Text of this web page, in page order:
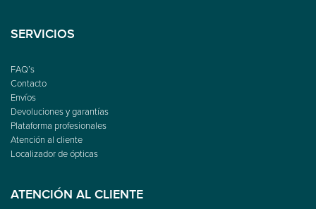
SERVICIOS
FAQ’s
Contacto
Envíos
Devoluciones y garantías
Plataforma profesionales
Atención al cliente
Localizador de ópticas
ATENCIÓN AL CLIENTE